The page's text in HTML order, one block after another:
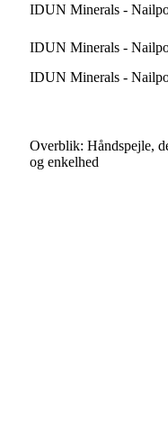
IDUN Minerals -
IDUN Minerals -
IDUN Minerals -
Overblik: Håndspejle,
og enkelhed